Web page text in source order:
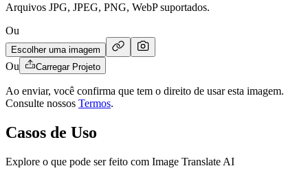
Arquivos JPG, JPEG, PNG, WebP suportados.
Ou
Escolher uma imagem
Ou Carregar Projeto
Ao enviar, você confirma que tem o direito de usar esta imagem.
Consulte nossos Termos.
Casos de Uso
Explore o que pode ser feito com Image Translate AI